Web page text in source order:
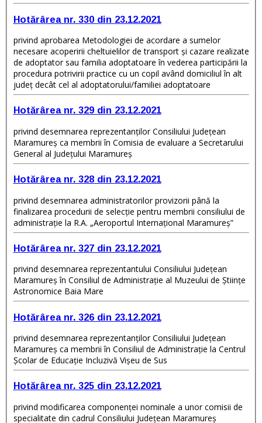
Hotărârea nr. 330 din 23.12.2021
privind aprobarea Metodologiei de acordare a sumelor
necesare acoperirii cheltuielilor de transport și cazare realizate
de adoptator sau familia adoptatoare în vederea participării la
procedura potrivirii practice cu un copil având domiciliul în alt
judeţ decât cel al adoptatorului/familiei adoptatoare
Hotărârea nr. 329 din 23.12.2021
privind desemnarea reprezentanților Consiliului Județean
Maramureş ca membrii în Comisia de evaluare a Secretarului
General al Județului Maramureș
Hotărârea nr. 328 din 23.12.2021
privind desemnarea administratorilor provizorii până la
finalizarea procedurii de selecţie pentru membrii consiliului de
administraţie la R.A. „Aeroportul Internațional Maramureș”
Hotărârea nr. 327 din 23.12.2021
privind desemnarea reprezentantului Consiliului Judeţean
Maramureş în Consiliul de Administraţie al Muzeului de Ştiinţe
Astronomice Baia Mare
Hotărârea nr. 326 din 23.12.2021
privind desemnarea reprezentanţilor Consiliului Județean
Maramureş ca membrii în Consiliul de Administrație la Centrul
Școlar de Educație Incluzivă Vișeu de Sus
Hotărârea nr. 325 din 23.12.2021
privind modificarea componenței nominale a unor comisii de
specialitate din cadrul Consiliului Județean Maramureș